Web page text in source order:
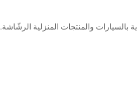
والمنتجات المنزلية الرشّاشة.